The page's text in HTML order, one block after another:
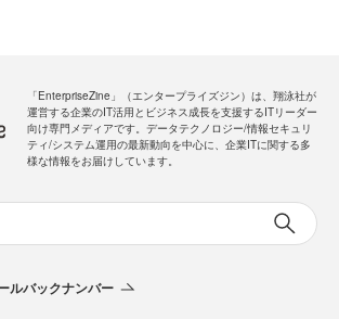
「EnterpriseZine」（エンタープライズジン）は、翔泳社が
運営する企業のIT活用とビジネス成長を支援するITリーダー
向け専門メディアです。データテクノロジー/情報セキュリ
ティ/システム運用の最新動向を中心に、企業ITに関する多
様な情報をお届けしています。
ルバックナンバー